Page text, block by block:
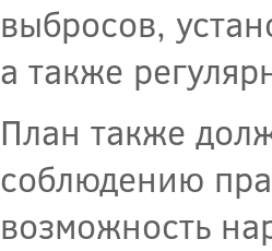
выбросов,
а также
План также
соблюдению
возможность